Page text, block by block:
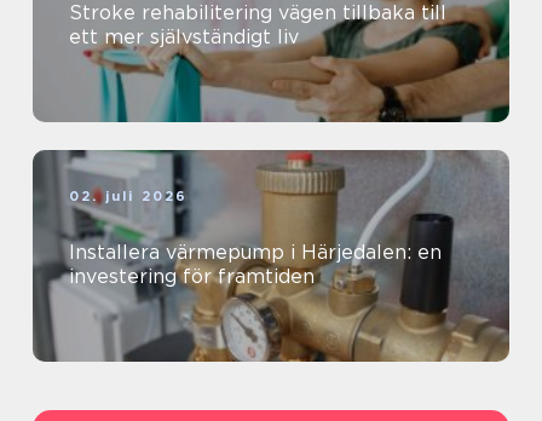
Stroke rehabilitering vägen tillbaka till
ett mer självständigt liv
02. juli 2026
Installera värmepump i Härjedalen: en
investering för framtiden